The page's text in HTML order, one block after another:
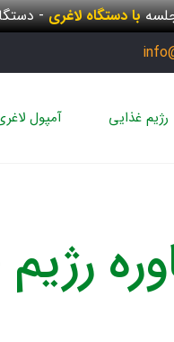
با دستگاه لاغری-
رژیم غذایی آمپول